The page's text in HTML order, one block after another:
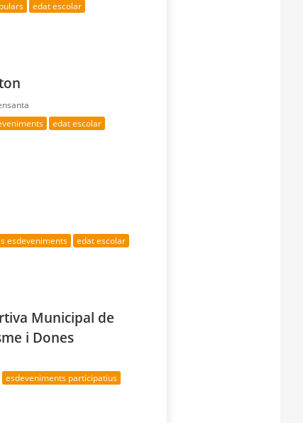
edat escolar
edat escolar
esdeveniments
edat escolar
Municipal de
i Dones
esdeveniments participatius